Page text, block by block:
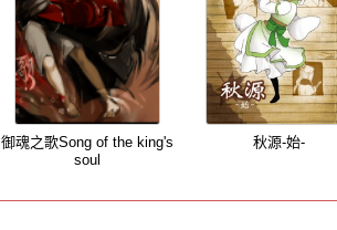
御魂之歌Song of the king's
soul
秋源-始-